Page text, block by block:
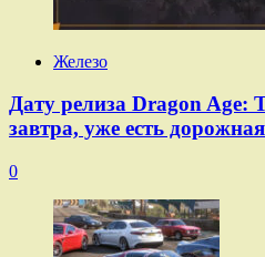
Железо
Дату релиза Dragon Age:
завтра, уже есть
0